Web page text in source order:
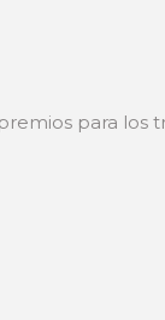
para los